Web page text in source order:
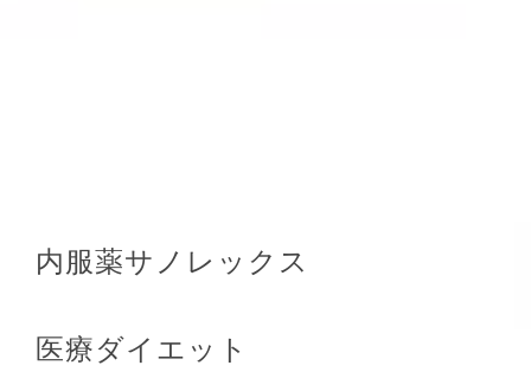
内服薬サノレックス
医療ダイエット